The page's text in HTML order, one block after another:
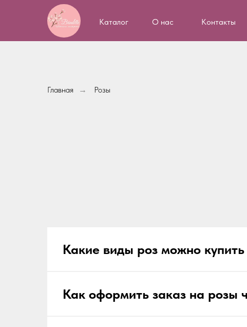
Каталог О нас Контакты
Главная → Розы
Какие виды роз можно
Как оформить заказ на розы